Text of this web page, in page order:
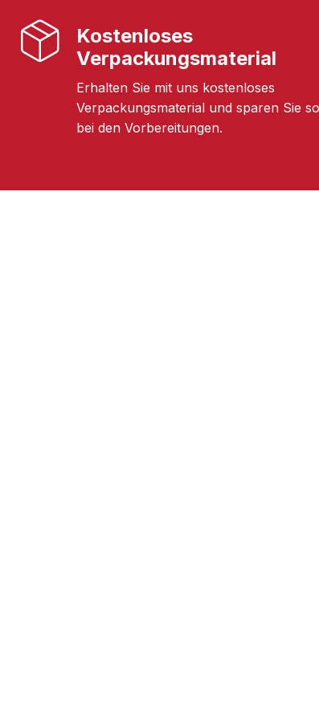
Kostenloses
Verpackungsmaterial
Erhalten Sie mit uns kostenloses
Verpackungsmaterial und sparen Sie so
bei den Vorbereitungen.